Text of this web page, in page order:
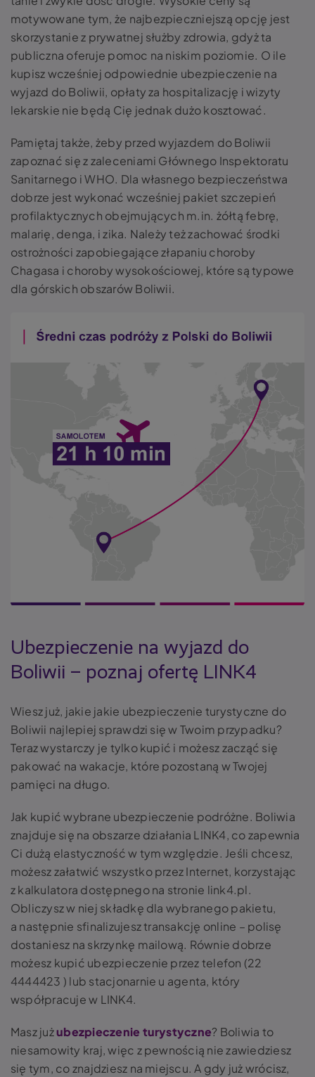
motywowane tym, że najbezpieczniejszą opcję jest
skorzystanie z prywatnej służby zdrowia, gdyż ta
publiczna oferuje pomoc na niskim poziomie. O ile
kupisz wcześniej odpowiednie ubezpieczenie na
wyjazd do Boliwii, opłaty za hospitalizację i wizyty
lekarskie nie będą Cię jednak dużo kosztować.
Pamiętaj także, żeby przed wyjazdem do Boliwii
zapoznać się z zaleceniami Głównego Inspektoratu
Sanitarnego i WHO. Dla własnego bezpieczeństwa
dobrze jest wykonać wcześniej pakiet szczepień
profilaktycznych obejmujących m.in. żółtą febrę,
malarię, denga, i zika. Należy też zachować środki
ostrożności zapobiegające złapaniu choroby
Chagasa i choroby wysokościowej, które są typowe
dla górskich obszarów Boliwii.
Ubezpieczenie na wyjazd do
Boliwii – poznaj ofertę LINK4
Wiesz już, jakie jakie ubezpieczenie turystyczne do
Boliwii najlepiej sprawdzi się w Twoim przypadku?
Teraz wystarczy je tylko kupić i możesz zacząć się
pakować na wakacje, które pozostaną w Twojej
pamięci na długo.
Jak kupić wybrane ubezpieczenie podróżne. Boliwia
znajduje się na obszarze działania LINK4, co zapewnia
Ci dużą elastyczność w tym względzie. Jeśli chcesz,
możesz załatwić wszystko przez Internet, korzystając
z kalkulatora dostępnego na stronie link4.pl.
Obliczysz w niej składkę dla wybranego pakietu,
a następnie sfinalizujesz transakcję online – polisę
dostaniesz na skrzynkę mailową. Równie dobrze
możesz kupić ubezpieczenie przez telefon (22
4444423 ) lub stacjonarnie u agenta, który
współpracuje w LINK4.
Masz jużubezpieczenie turystyczne? Boliwia to
niesamowity kraj, więc z pewnością nie zawiedziesz
się tym, co znajdziesz na miejscu. A gdy już wrócisz,